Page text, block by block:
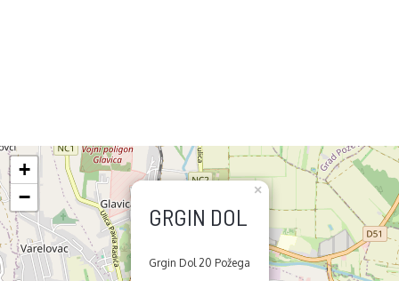
GRGIN DOL
Grgin Dol 20 Požega
×
+
−